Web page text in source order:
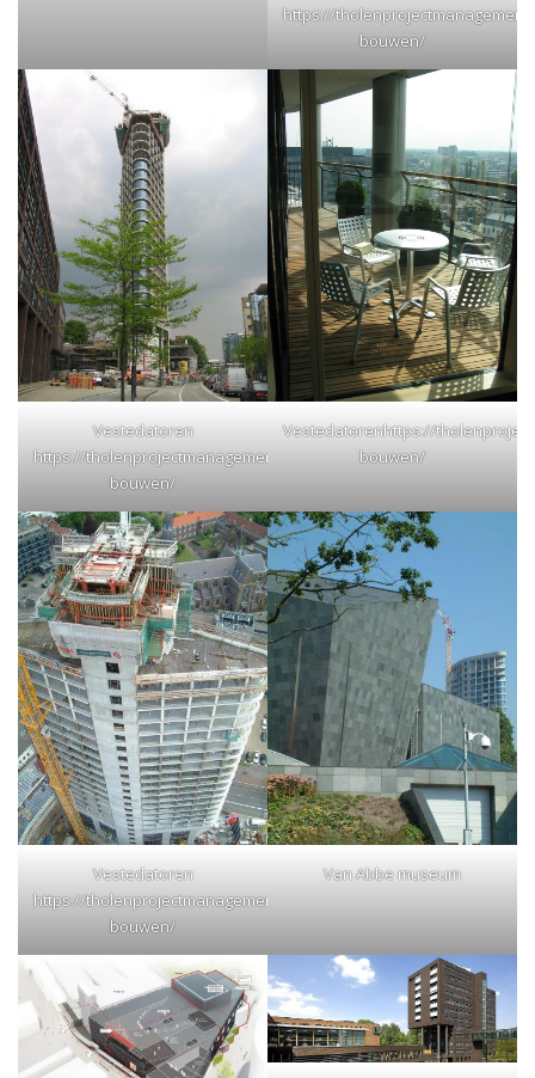
https://
bouwen/
Vestedatoren
https://tholenprojectmanagement.nl/vestedatoren-
bouwen/
Vestedatorenhttps://
bouwen/
Vestedatoren
https://tholenprojectmanagement.nl/vestedatoren-
bouwen/
Van Abbe museum